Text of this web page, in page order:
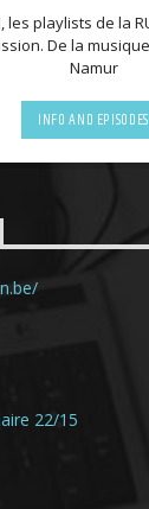
les playlists de la
De la
Namur
INFO AND EPISODES
22/15